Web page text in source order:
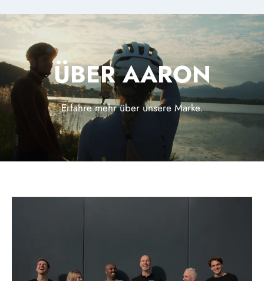
ÜBER AARON
Erfahre mehr über unsere Marke.